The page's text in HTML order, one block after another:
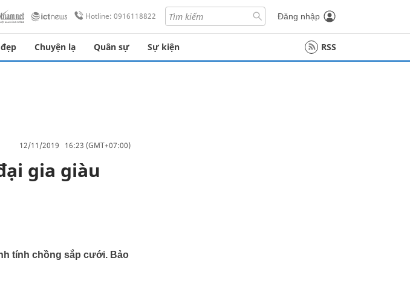
Hotline: 0916118822 Đăng nhập
Chuyện lạ Quân sự Sự kiện RSS
12/11/2019 16:23 (GMT+07:00)
gia giàu
tính chồng sắp cưới. Bảo